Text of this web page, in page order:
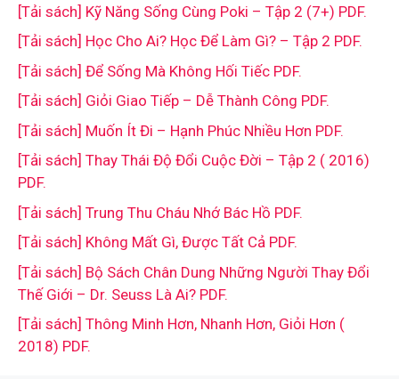
[Tải sách] Kỹ Năng Sống Cùng Poki – Tập 2 (7+) PDF.
[Tải sách] Học Cho Ai? Học Để Làm Gì? – Tập 2 PDF.
[Tải sách] Để Sống Mà Không Hối Tiếc PDF.
[Tải sách] Giỏi Giao Tiếp – Dễ Thành Công PDF.
[Tải sách] Muốn Ít Đi – Hạnh Phúc Nhiều Hơn PDF.
[Tải sách] Thay Thái Độ Đổi Cuộc Đời – Tập 2 ( 2016)
PDF.
[Tải sách] Trung Thu Cháu Nhớ Bác Hồ PDF.
[Tải sách] Không Mất Gì, Được Tất Cả PDF.
[Tải sách] Bộ Sách Chân Dung Những Người Thay Đổi
Thế Giới – Dr. Seuss Là Ai? PDF.
[Tải sách] Thông Minh Hơn, Nhanh Hơn, Giỏi Hơn (
2018) PDF.